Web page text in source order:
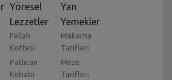
Yöresel
Lezzetler
Fellah
Köftesi
Patlıcan
Kebabı
Yan
Yemekler
Makarna
Tarifleri
Meze
Tarifleri